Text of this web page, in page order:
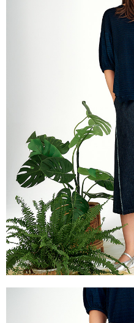
代金納付期限は最短で 14 日以内で
リをダウンロードして AFTEE 会
お支払期限は、ショップが請求し
とに計算されます。AFTEEで注文
を延長できますが、商品を期限内
約商品や商品到着日が比較的遅い
わらず、AFTEEで指定された期限
二、支払い限度額
1.初回 AFTEEを ご利用の際に、認
き、限度額が設定されます。
2.決済金額は最低NT$20です。
3.現在、台湾の会員のみご利用いた
三、利用規約「AFTEE代金後払い
ロテクションズ（以下 AFTEE と
ます。当サービスご利用の際に提
の氏名、電話番号、受取人の氏名
限らない）は、AFTEEに渡され当
す。AFTEEの個人情報の収集、処
ームページの『個人情報の収集、
ださい（https://aftee.tw/
AFTEEの初回ご利用の際に、審査
ります。支払い期限を過ぎた場合
納金が加算されます。未成年の利
配送毎にNT$100、NT$2,000以
配送毎にNT$100、NT$2,000以
配送毎にNT$100、NT$2,000以
配送毎にNT$100、NT$2,000以
付款後門市自取
送料無料
貨到付款
配送毎にNT$100、NT$2,000以